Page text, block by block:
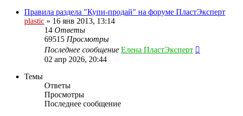
Правила раздела "Купи-продай" на форуме ПластЭксперт
plastic » 16 янв 2013, 13:14
14 Ответы
69515 Просмотры
Последнее сообщение Елена ПластЭксперт
02 апр 2026, 20:44
Темы
Ответы
Просмотры
Последнее сообщение